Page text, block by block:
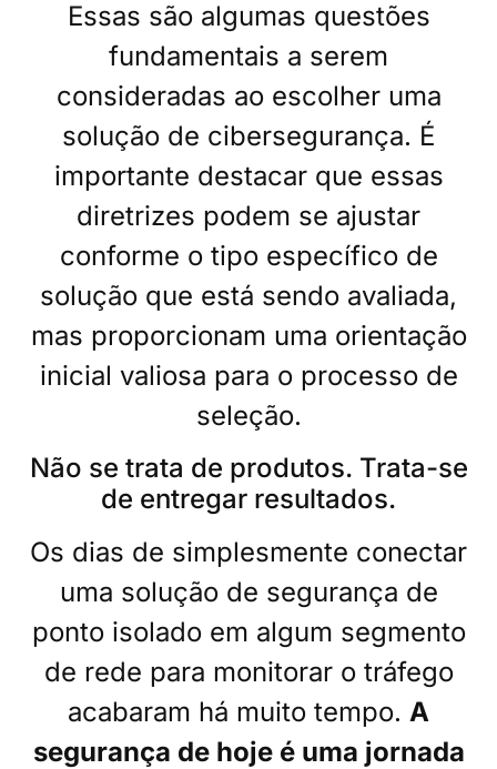
Essas são algumas questões
fundamentais a serem
consideradas ao escolher uma
solução de cibersegurança. É
importante destacar que essas
diretrizes podem se ajustar
conforme o tipo específico de
solução que está sendo avaliada,
mas proporcionam uma orientação
inicial valiosa para o processo de
seleção.
Não se trata de produtos. Trata-se
de entregar resultados.
Os dias de simplesmente conectar
uma solução de segurança de
ponto isolado em algum segmento
de rede para monitorar o tráfego
acabaram há muito tempo. A
segurança de hoje é uma jornada